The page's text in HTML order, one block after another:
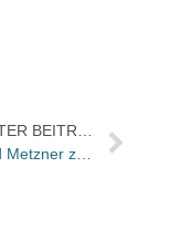
NÄCHSTER BEITRAG
Manfred Metzner zum 25. Geburtstag der Kurt-Wolff-Stiftung